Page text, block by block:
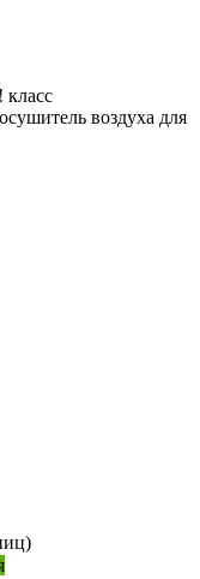
воздуха для